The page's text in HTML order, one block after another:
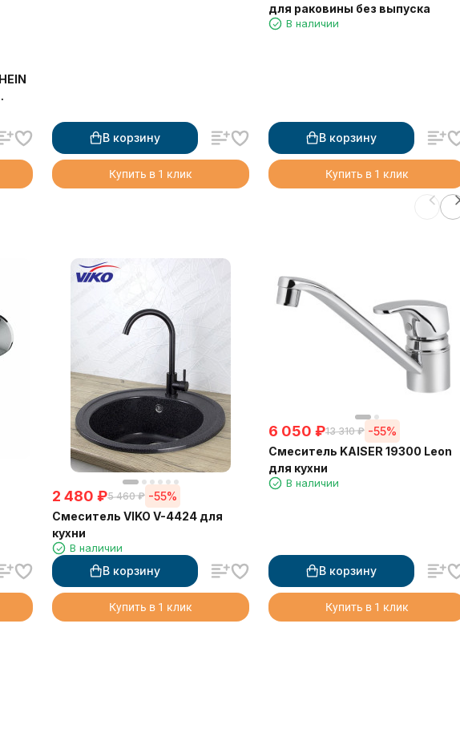
В корзину
Купить в 1 клик
для раковины без выпуска
В наличии
В корзину
Купить в 1 клик
2 480 ₽5 460 ₽ -55%
Смеситель VIKO V-4424 для
кухни
В наличии
В корзину
Купить в 1 клик
6 050 ₽13 310 ₽ -55%
Смеситель KAISER 19300 Leon
для кухни
В наличии
В корзину
Купить в 1 клик